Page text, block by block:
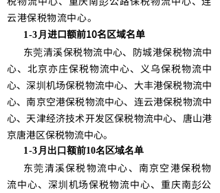
云港保税物流中心。
1-3月进口额前10名区域名单
东莞清溪保税物流中心、防城港保税物流中
心、北京亦庄保税物流中心、义乌保税物流中
心、深圳机场保税物流中心、大丰港保税物流中
心、南京空港保税物流中心、连云港保税物流中
心、天津经济技术开发区保税物流中心、唐山港
京唐港区保税物流中心。
1-3月 出口额前10名区域名单
东莞清溪保税物流中心、南京空港保税物
流中心、深圳机场保税物流中心、重庆南彭公